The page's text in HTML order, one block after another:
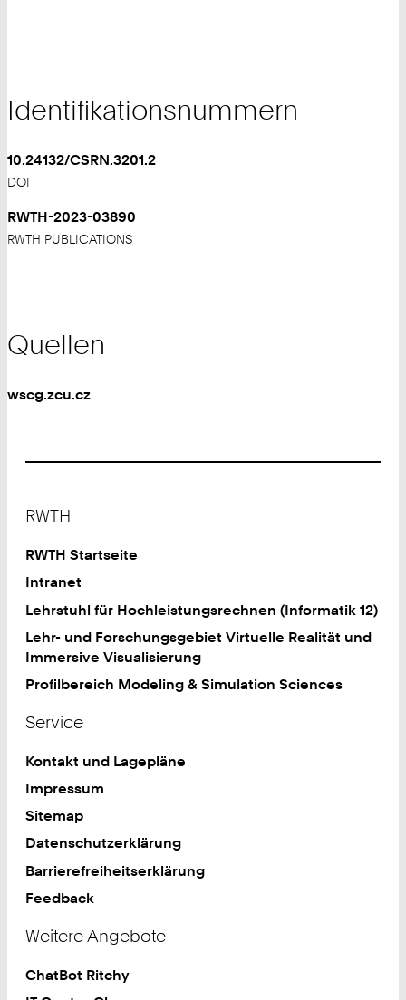
Identifikationsnummern
10.24132/CSRN.3201.2
DOI
RWTH-2023-03890
RWTH PUBLICATIONS
Quellen
wscg.zcu.cz
RWTH
RWTH Startseite
Intranet
Lehrstuhl für Hochleistungsrechnen (Informatik 12)
Lehr- und Forschungsgebiet Virtuelle Realität und
Immersive Visualisierung
Profilbereich Modeling & Simulation Sciences
Service
Kontakt und Lagepläne
Impressum
Sitemap
Datenschutzerklärung
Barrierefreiheitserklärung
Feedback
Weitere Angebote
ChatBot Ritchy